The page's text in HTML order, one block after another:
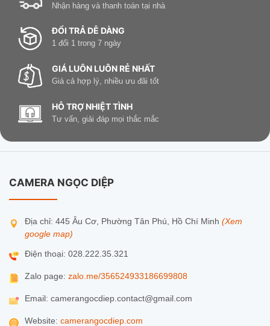
Nhận hàng và thanh toán tại nhà
ĐỔI TRẢ DỄ DÀNG
1 đổi 1 trong 7 ngày
GIÁ LUÔN LUÔN RẺ NHẤT
Giá cả hợp lý, nhiều ưu đãi tốt
HỖ TRỢ NHIỆT TÌNH
Tư vấn, giải đáp mọi thắc mắc
CAMERA NGỌC DIỆP
Địa chỉ: 445 Âu Cơ, Phường Tân Phú, Hồ Chí Minh (Xem
google map)
Điện thoại: 028.222.35.321
Zalo page: zalo.me/356524933186699808
Email: camerangocdiep.contact@gmail.com
Website: camerangocdiep.com